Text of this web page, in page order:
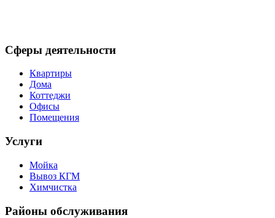
Сферы деятельности
Квартиры
Дома
Коттеджи
Офисы
Помещения
Услуги
Мойка
Вывоз КГМ
Химчистка
Районы обслуживания